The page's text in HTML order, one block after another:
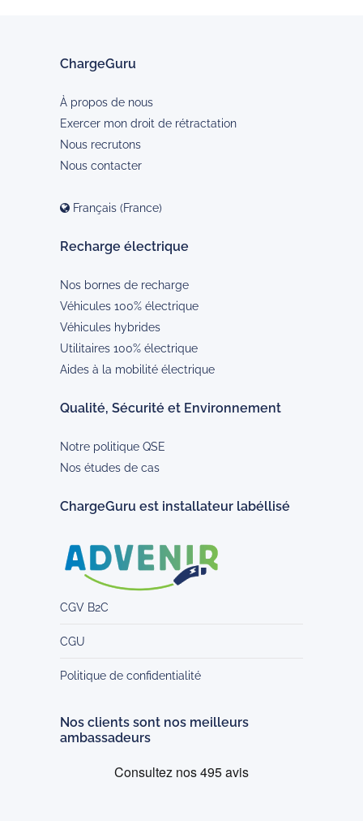
ChargeGuru
À propos de nous
Exercer mon droit de rétractation
Nous recrutons
Nous contacter
Français (France)
Recharge électrique
Nos bornes de recharge
Véhicules 100% électrique
Véhicules hybrides
Utilitaires 100% électrique
Aides à la mobilité électrique
Qualité, Sécurité et Environnement
Notre politique QSE
Nos études de cas
ChargeGuru est installateur labéllisé
CGV B2C
CGU
Politique de confidentialité
Nos clients sont nos meilleurs
ambassadeurs